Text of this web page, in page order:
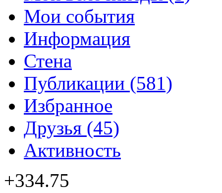
Мои события
Информация
Стена
Публикации (581)
Избранное
Друзья (45)
Активность
+334.75